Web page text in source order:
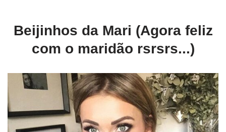
Beijinhos da Mari (Agora feliz
com o maridão rsrsrs...)